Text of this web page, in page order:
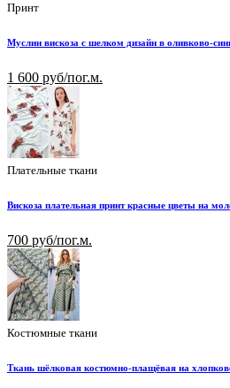
Принт
Муслин вискоза с шелком дизайн в оливково-
1 600 руб/пог.м.
Плательные ткани
Вискоза плательная принт красные цветы на
700 руб/пог.м.
Костюмные ткани
Ткань шёлковая костюмно-плащёвая на